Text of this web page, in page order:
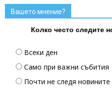
Вашето мнение?
Колко често следите
Всеки ден
Само при важни събития
Почти не следя